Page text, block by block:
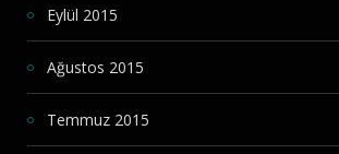
Eylül 2015
Ağustos 2015
Temmuz 2015